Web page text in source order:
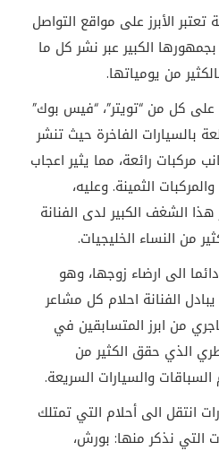
الأبرز على مواقع التواصل
الكبير عبر نشر كل ما
من يومياتها.
كل من “تويتر”، “فيس بوك”
بالسيارات الفاخرة حيث تنشر
مركبات رائعة، مما يثير اعجاب
الثمينة. وعليه،
الشغف الكبير لدى الفنانة
من النساء الخليجيات.
الى ارضاء زوجها، وهو
الفنانة احلام كل مشاعر
من ابرز المتسابقين في
الذي حقق الكثير من
والسيارات السريعة.
انتقل الى أحلام التي تمتلك
التي نذكر منها: بورش،